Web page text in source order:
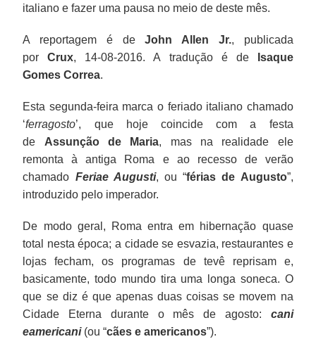
italiano e fazer uma pausa no meio de deste mês.
A reportagem é deJohn Allen Jr., publicada
porCrux, 14-08-2016. A tradução é de
Isaque
Gomes Correa.
Esta segunda-feira marca o feriado italiano chamado
‘ferragosto’, que hoje coincide com a festa
de Assunção de Maria, mas na realidade ele
remonta à antiga Roma e ao recesso de verão
chamado Feriae Augusti, ou “férias de Augusto”,
introduzido pelo imperador.
De modo geral, Roma entra em hibernação quase
total nesta época; a cidade se esvazia, restaurantes e
lojas fecham, os programas de tevê reprisam e,
basicamente, todo mundo tira uma longa soneca. O
que se diz é que apenas duas coisas se movem na
Cidade Eterna durante o mês de agosto: cani
eamericani(ou “cães e americanos”).